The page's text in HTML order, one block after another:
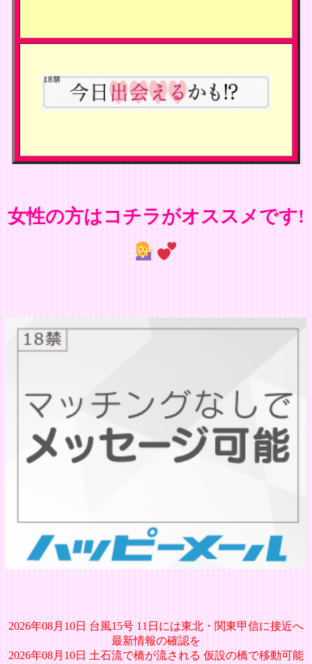
女性の方はコチラがオススメです!
2026年08月10日 台風15号 11日には東北・関東甲信に接近へ
最新情報の確認を
2026年08月10日 土石流で橋が流される 仮設の橋で移動可能